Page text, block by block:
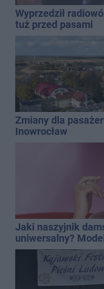
Wyprzedził
tuż przed pasami
Zmiany dla
Inowrocław
Jaki naszyjnik
uniwersalny?
wielu stylizacji